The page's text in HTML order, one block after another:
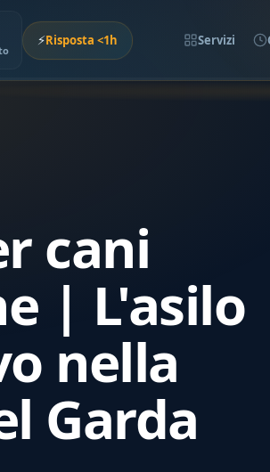
⚡Risposta <1h Servizi
cani
| L'asilo
nella
Garda